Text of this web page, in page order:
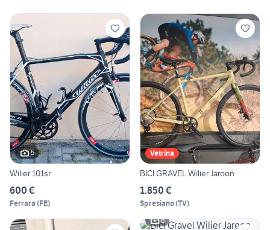
5
Wilier 101sr
600 €
Ferrara (FE)
Vetrina
BICI GRAVEL Wilier Jaroon
1.850 €
Spresiano(TV)
6